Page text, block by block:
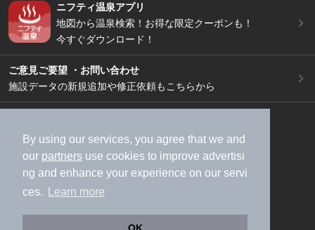
By using our services, you agree that we and
our partners use cookies to improve advertisi
ng and enhance your experience on our servi
ces.
Learn more
ニフティ温泉アプリ
地図から温泉検索！お得な限定クーポンも！
今すぐダウンロード！
ご意見ご要望 ・お問い合わせ
施設データの新規追加や修正依頼もこちらから
加盟店募集（資料請求）
広告出稿のご案内
利用規約
ライフスタイルMEMBERS+規約
特定商取引法に基づく表記
ヘルプ
採用情報
運営会社